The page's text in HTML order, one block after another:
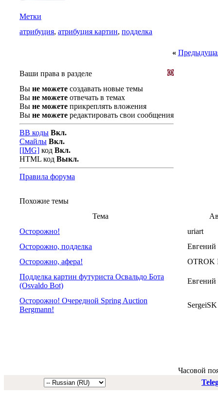
Метки
атрибуция, атрибуция картин, подделка
«
Ваши права в разделе
Вы не можете создавать новые темы
Вы не можете отвечать в темах
Вы не можете прикреплять вложения
Вы не можете редактировать свои сообщения
BB коды Вкл.
Смайлы Вкл.
[IMG] код Вкл.
HTML код Выкл.
Правила форума
Похожие темы
Тема
Осторожно!
uriart
Осторожно, подделка
Евгений
Осторожно, афера!
OTROK
Подделка картин футуриста Освальдо Бота
(Osvaldo Bot)
Евгений
Осторожно! Очередной Spring Auction
Bergmann!
SergeiSK
Часовой